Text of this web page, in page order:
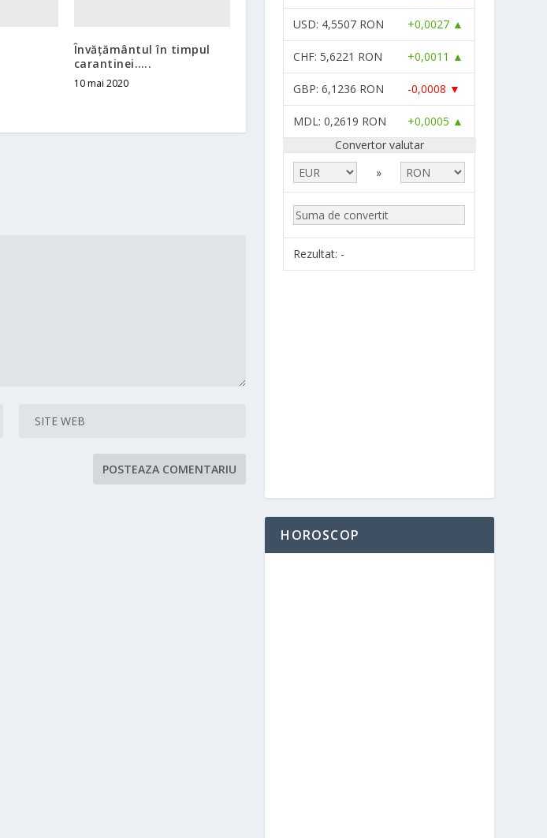
Învățământul în timpul
carantinei…..
10 mai 2020
USD: 4,5507 RON +0,0027 ▲
CHF: 5,6221 RON +0,0011 ▲
GBP: 6,1236 RON -0,0008 ▼
MDL : 0,2619 RON
+0,0005 ▲
Convertor valutar
»
Rezultat: -
HOROSCOP